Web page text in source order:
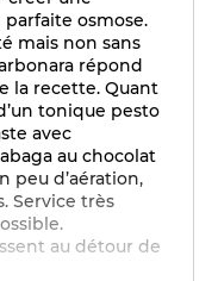
parfaite osmose.
mais non sans
répond
la recette. Quant
tonique pesto
avec
au chocolat
peu d’aération,
Service très
au détour de